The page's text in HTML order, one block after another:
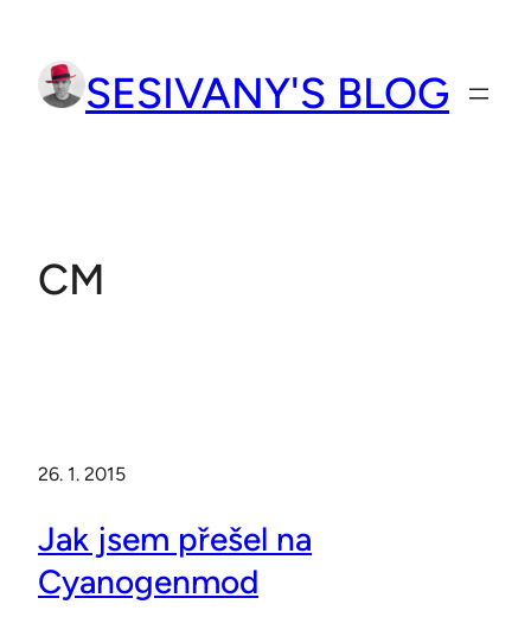
obsah
SESIVANY'S BLOG
CM
26. 1. 2015
Jak jsem přešel na
Cyanogenmod